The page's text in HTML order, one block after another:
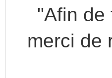
"Afin de
merci de